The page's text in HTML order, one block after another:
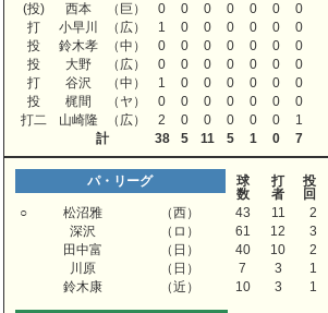
(投)
西本 （巨） 0 0 0 0 0 0
0
打
小早川 （広） 1 0 0 0 0 0
0
投
鈴木孝 （中） 0 0 0 0 0 0
0
投
大野 （広） 0 0 0 0 0 0
0
打
谷沢 （中） 1 0 0 0 0 0
0
投
梶間 （ヤ） 0 0 0 0 0 0
0
打二
山崎隆 （広） 2 0 0 0 0 0
1
計
38 5 11 5 1 0 7
パ・リーグ
球
数
打
者
投
回
○
松沼雅 （西） 43 11
2
深沢
（ロ） 61 12
3
田中富
（日） 40 10
2
川原
（日） 7 3
1
鈴木康
（近） 10 3 1